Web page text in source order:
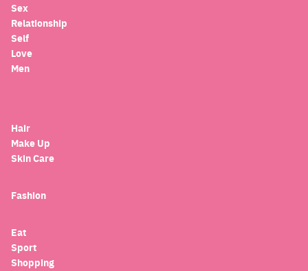
Sex
Relationship
Self
Love
Men
Hair
Make Up
Skin Care
Fashion
Eat
Sport
Shopping